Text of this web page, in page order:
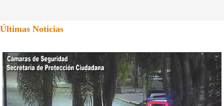
Últimas Noticias